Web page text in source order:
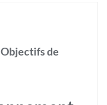
de